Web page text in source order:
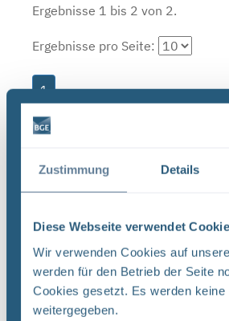
Zustimmung Details
Diese Webseite verwendet
Wir verwenden Cookies auf
werden für den Betrieb der Seite
Cookies gesetzt. Es werden keine
weitergegeben.
Ergebnisse 1 bis 2 von 2.
Ergebnisse pro Seite:
1
Neugier, Skepsis, Verständnis
Endlagersuche Asse Zwischen der
Unterlagenbehörde und dem
Strahlenschutz (BfS) hat die
für Endlagerung (BGE) zwei Tage